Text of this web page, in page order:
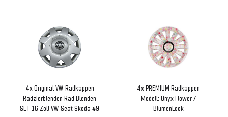
4x Original VW Radkappen
Radzierblenden Rad Blenden
SET 16 Zoll VW Seat Skoda #9
4x PREMIUM Radkappen
Modell: Onyx Flower /
BlumenLook